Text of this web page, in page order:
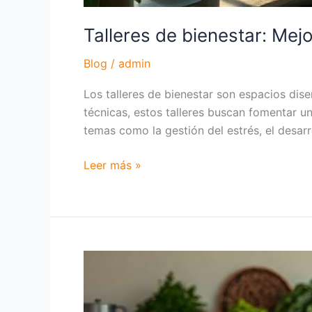
Talleres de bienestar:
Blog / admin
Los talleres de bienestar son espacios
técnicas, estos talleres buscan fomentar
temas como la gestión del estrés, el
Leer más »
nutrición: